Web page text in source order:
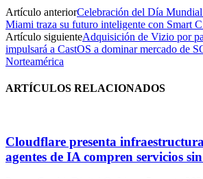
Artículo anteriorCelebración del Día Mundial
Miami traza su futuro inteligente con Smart
Artículo siguienteAdquisición de Vizio por
impulsará a CastOS a dominar mercado de
Norteamérica
ARTÍCULOS RELACIONADOS
Cloudflare presenta
agentes de IA compren servicios